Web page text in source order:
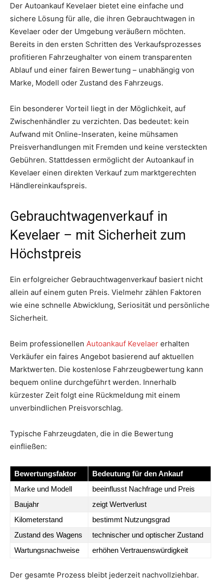
Der Autoankauf Kevelaer bietet eine einfache und
sichere Lösung für alle, die ihren Gebrauchtwagen in
Kevelaer oder der Umgebung veräußern möchten.
Bereits in den ersten Schritten des Verkaufsprozesses
profitieren Fahrzeughalter von einem transparenten
Ablauf und einer fairen Bewertung – unabhängig von
Marke, Modell oder Zustand des Fahrzeugs.
Ein besonderer Vorteil liegt in der Möglichkeit, auf
Zwischenhändler zu verzichten. Das bedeutet: kein
Aufwand mit Online-Inseraten, keine mühsamen
Preisverhandlungen mit Fremden und keine versteckten
Gebühren. Stattdessen ermöglicht der Autoankauf in
Kevelaer einen direkten Verkauf zum marktgerechten
Händlereinkaufspreis.
Gebrauchtwagenverkauf in
Kevelaer – mit Sicherheit zum
Höchstpreis
Ein erfolgreicher Gebrauchtwagenverkauf basiert nicht
allein auf einem guten Preis. Vielmehr zählen Faktoren
wie eine schnelle Abwicklung, Seriosität und persönliche
Sicherheit.
Beim professionellen Autoankauf Kevelaer erhalten
Verkäufer ein faires Angebot basierend auf aktuellen
Marktwerten. Die kostenlose Fahrzeugbewertung kann
bequem online durchgeführt werden. Innerhalb
kürzester Zeit folgt eine Rückmeldung mit einem
unverbindlichen Preisvorschlag.
Typische Fahrzeugdaten, die in die Bewertung
einfließen:
Bewertungsfaktor
Bedeutung für den Ankauf
Marke und Modell
beeinflusst Nachfrage und Preis
Baujahr
zeigt Wertverlust
Kilometerstand
bestimmt Nutzungsgrad
Zustand des Wagens
technischer und optischer Zustand
Wartungsnachweise
erhöhen Vertrauenswürdigkeit
Der gesamte Prozess bleibt jederzeit nachvollziehbar.